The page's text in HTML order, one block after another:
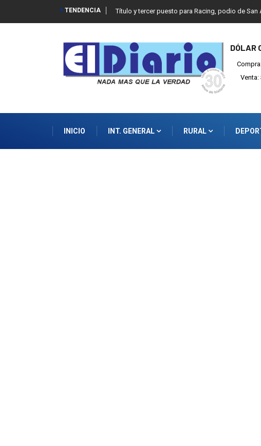
TENDENCIA Título y tercer puesto para Racing, podio de San
DÓLAR
Venta:
INICIO INT. GENERAL RURAL